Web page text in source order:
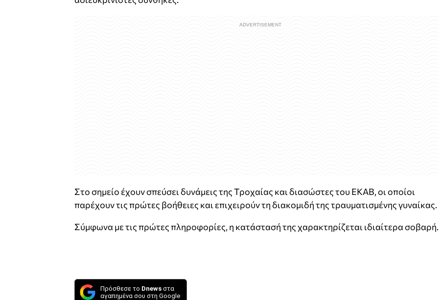
Στο σημείο έχουν σπεύσει δυνάμεις της Τροχαίας και διασώστες του ΕΚΑΒ, οι οποίοι
παρέχουν τις πρώτες βοήθειες και επιχειρούν τη διακομιδή της τραυματισμένης γυναίκας.
Σύμφωνα με τις πρώτες πληροφορίες, η κατάστασή της χαρακτηρίζεται ιδιαίτερα σοβαρή.
Πρόσθεσε το Dnews στα
αγαπημένα σου στη Google